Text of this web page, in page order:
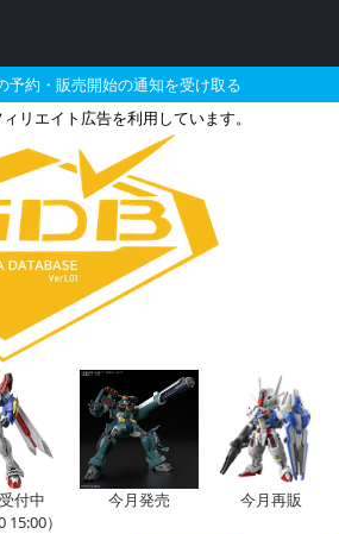
予約・販売開始の通知を受け取る
リエイト広告を利用しています。
で2026年10月に再
付中
15:00）
今月発売 今月再販